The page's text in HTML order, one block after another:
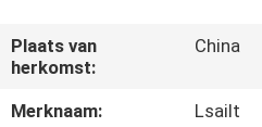
ONGEVEER
ONS
Plaats van
herkomst:
China
Merknaam:
Lsailt